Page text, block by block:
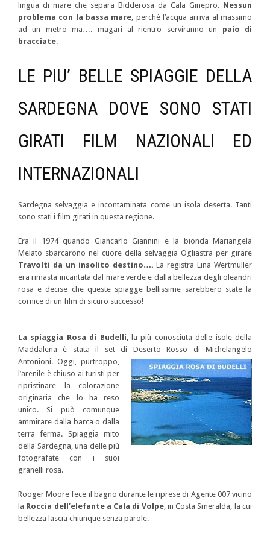
lingua di mare che separa Bidderosa da Cala Ginepro. Nessun
problema con la bassa mare, perchè l’acqua arriva al massimo
ad un metro ma…. magari al rientro serviranno un paio di
bracciate.
LE PIU’ BELLE SPIAGGIE DELLA
SARDEGNA DOVE SONO STATI
GIRATI FILM NAZIONALI ED
INTERNAZIONALI
Sardegna selvaggia e incontaminata come un isola deserta. Tanti
sono stati i film girati in questa regione.
Era il 1974 quando Giancarlo Giannini e la bionda Mariangela
Melato sbarcarono nel cuore della selvaggia Ogliastra per girare
Travolti da un insolito destino….La registra Lina Wertmuller
era rimasta incantata dal mare verde e dalla bellezza degli oleandri
rosa e decise che queste spiagge bellissime sarebbero state la
cornice di un film di sicuro successo!
La spiaggia Rosa di Budelli, la più conosciuta delle isole della
Maddalena è stata il set di Deserto Rosso di Michelangelo
Antonioni. Oggi, purtroppo,
l’arenile è chiuso ai turisti per
ripristinare la colorazione
originaria che lo ha reso
unico. Si può comunque
ammirare dalla barca o dalla
terra ferma. Spiaggia mito
della Sardegna, una delle più
fotografate con i suoi
granelli rosa.
Rooger Moore fece il bagno durante le riprese di Agente 007 vicino
la Roccia dell’elefante a Cala di Volpe, in Costa Smeralda, la cui
bellezza lascia chiunque senza parole.